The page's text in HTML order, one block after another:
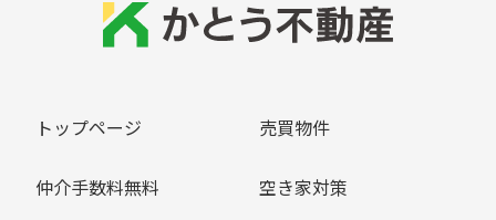
トップページ 売買物件
仲介手数料無料 空き家対策